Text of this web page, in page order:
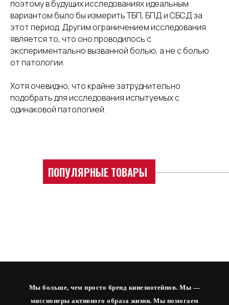
поэтому в будущих исследованиях идеальным
вариантом было бы измерить ТБП, БПД и СБСД за
этот период. Другим ограничением исследования
является то, что оно проводилось с
экспериментально вызванной болью, а не с болью
от патологии.
Хотя очевидно, что крайне затруднительно
подобрать для исследования испытуемых с
одинаковой патологией.
ПОПУЛЯРНЫЕ ТОВАРЫ
Мы больше, чем просто бренд кинезиотейпов. Мы —
миссионеры активного образа жизни. Мы помогаем